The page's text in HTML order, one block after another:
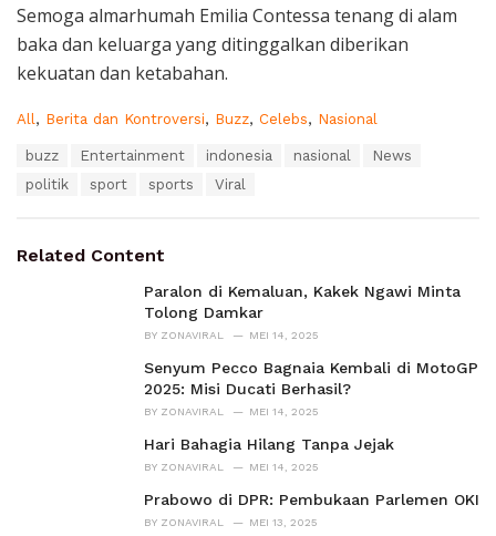
Semoga almarhumah Emilia Contessa tenang di alam
baka dan keluarga yang ditinggalkan diberikan
kekuatan dan ketabahan.
C
All , Berita dan Kontroversi, Buzz, Celebs, Nasional
buzz Entertainment indonesia nasional
News
politik
sport sports Viral
Related Content
Paralon di Kemaluan, Kakek Ngawi Minta
Tolong Damkar
BY ZONAVIRAL MEI 14, 2025
Senyum Pecco Bagnaia Kembali di MotoGP
2025: Misi Ducati Berhasil?
BY ZONAVIRAL MEI 14, 2025
Hari Bahagia Hilang Tanpa Jejak
BY ZONAVIRAL MEI 14, 2025
Prabowo di DPR: Pembukaan Parlemen OKI
BY ZONAVIRAL MEI 13, 2025